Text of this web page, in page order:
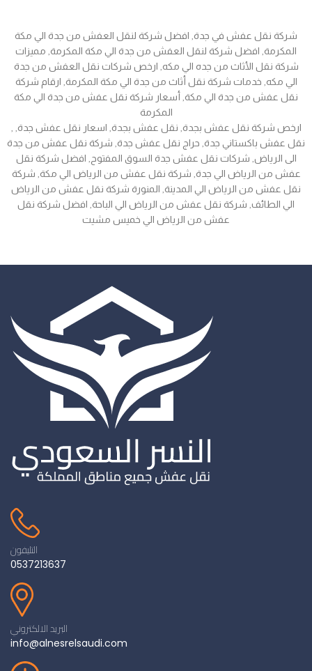
شركة نقل عفش في جدة, افضل شركة لنقل العفش من جدة الي مكة
المكرمة, افضل شركة لنقل العفش من جدة الي مكة المكرمة, مميزات
شركة نقل الأثاث من جده الي مكه, ارخص شركات نقل العفش من جدة
الي مكه, خدمات شركة نقل أثاث من جدة الي مكة المكرمة, ارقام شركة
نقل عفش من جدة الي مكة, أسعار شركة نقل عفش من جدة الي مكة
المكرمة
نقل عفش باكستاني جدة, حراج نقل عفش جدة, شركة نقل عفش من جدة
الى الرياض, شركات نقل عفش جدة السوق المفتوح, افضل شركة نقل
عفش من الرياض الي جدة, شركة نقل عفش من الرياض الي مكة, شركة
نقل عفش من الرياض الي المدينة, المنورة شركة نقل عفش من الرياض
الي الطائف, شركة نقل عفش من الرياض الي الباحة, افضل شركة نقل
عفش من الرياض الي خميس مشيت
التليفون
0537213637
البريد الالكتروني
info@alnesrelsaudi.com